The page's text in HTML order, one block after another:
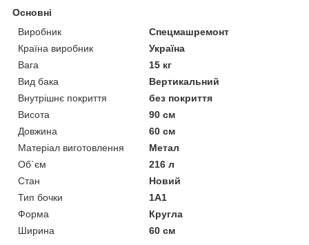
Основні
Виробник
Спецмашремонт
Країна виробник
Україна
Вага
15 кг
Вид бака
Вертикальний
Внутрішнє покриття
без покриття
Висота
90 см
Довжина
60 см
Матеріал виготовлення
Метал
Об`єм
216 л
Стан
Новий
Тип бочки
1А1
Форма
Кругла
Ширина
60 см